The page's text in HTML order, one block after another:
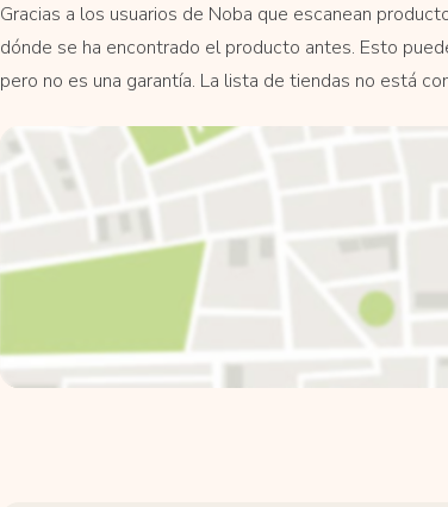
Gracias a los usuarios de Noba que escanean
dónde se ha encontrado el producto antes. Esto
pero no es una garantía. La lista de tiendas no está